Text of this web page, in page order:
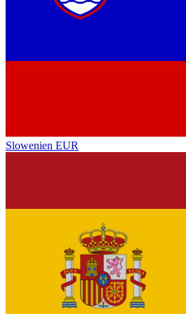
Slowenien EUR